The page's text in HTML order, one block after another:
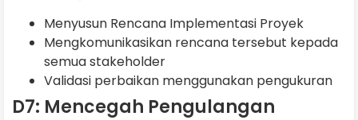
Menyusun Rencana Implementasi Proyek
Mengkomunikasikan rencana tersebut kepada
semua stakeholder
Validasi perbaikan menggunakan pengukuran
D7: Mencegah Pengulangan